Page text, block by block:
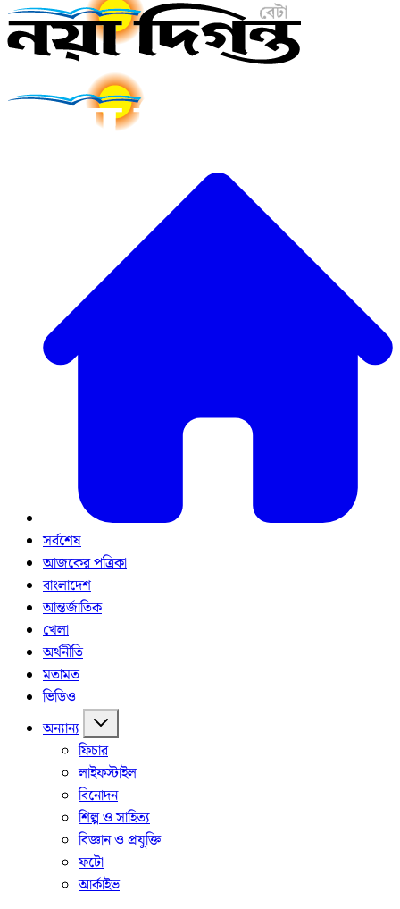
সর্বশেষ
আজকের পত্রিকা
বাংলাদেশ
আন্তর্জাতিক
খেলা
অর্থনীতি
মতামত
ভিডিও
অন্যান্য
ফিচার
লাইফস্টাইল
বিনোদন
শিল্প ও সাহিত্য
বিজ্ঞান ও প্রযুক্তি
ফটো
আর্কাইভ